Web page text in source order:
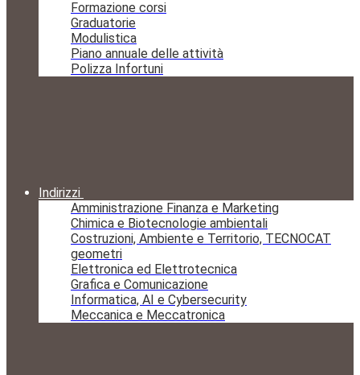
Formazione corsi
Graduatorie
Modulistica
Piano annuale delle attività
Polizza Infortuni
Indirizzi
Amministrazione Finanza e Marketing
Chimica e Biotecnologie ambientali
Costruzioni, Ambiente e Territorio, TECNOCAT
geometri
Elettronica ed Elettrotecnica
Grafica e Comunicazione
Informatica, AI e Cybersecurity
Meccanica e Meccatronica